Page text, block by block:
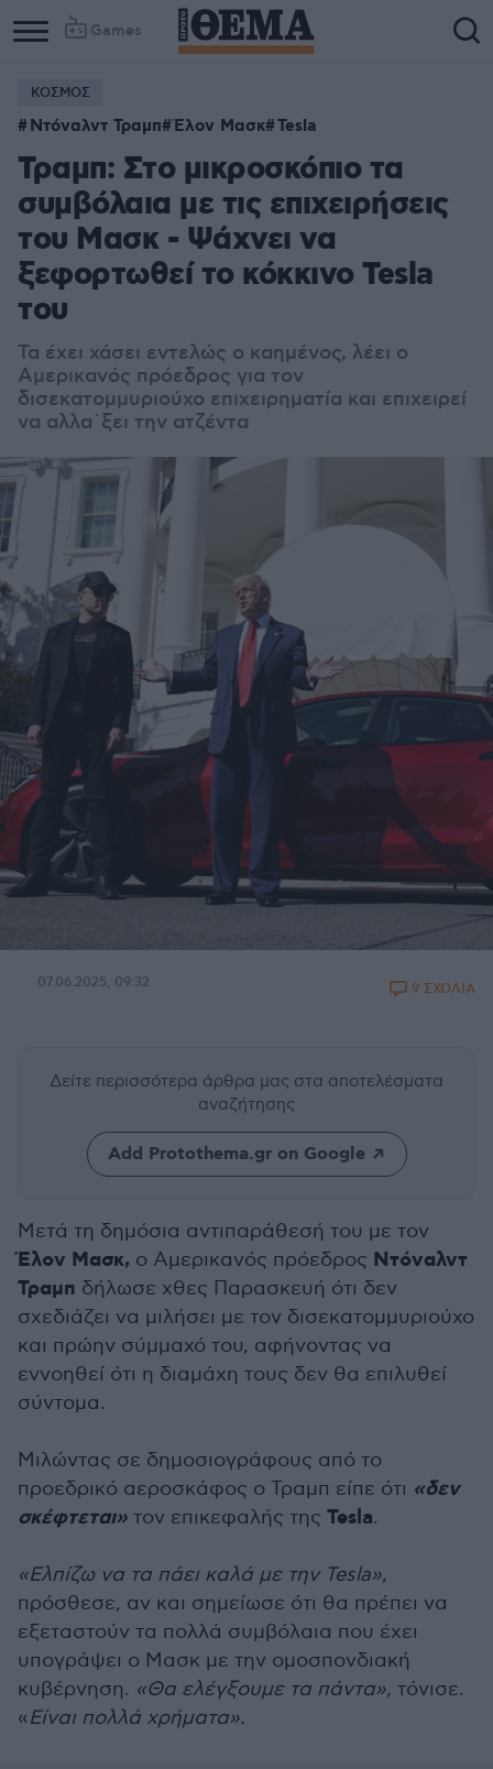
Games
ΚΟΣΜΟΣ
Ντόναλντ Τραμπ Έλον Μασκ Tesla
Τραμπ: Στο μικροσκόπιο τα
συμβόλαια με τις επιχειρήσεις
του Μασκ - Ψάχνει να
ξεφορτωθεί το κόκκινο Tesla
του
Τα έχει χάσει εντελώς ο καημένος, λέει ο
Αμερικανός πρόεδρος για τον
δισεκατομμυριούχο επιχειρηματία και επιχειρεί
να αλλα΄ξει την ατζέντα
07.06.2025, 09:32 9 ΣΧΟΛΙΑ
Δείτε περισσότερα άρθρα μας στα αποτελέσματα
αναζήτησης
Add Protothema.gr on Google
Μετά τη δημόσια αντιπαράθεσή του με τον
Έλον Μασκ, ο Αμερικανός πρόεδρος Ντόναλντ
Τραμπ δήλωσε χθες Παρασκευή ότι δεν
σχεδιάζει να μιλήσει με τον δισεκατομμυριούχο
και πρώην σύμμαχό του, αφήνοντας να
εννοηθεί ότι η διαμάχη τους δεν θα επιλυθεί
σύντομα.
Μιλώντας σε δημοσιογράφους από το
προεδρικό αεροσκάφος ο Τραμπ είπε ότι «δεν
σκέφτεται» τον επικεφαλής της Tesla.
«Ελπίζω να τα πάει καλά με την Tesla»,
πρόσθεσε, αν και σημείωσε ότι θα πρέπει να
εξεταστούν τα πολλά συμβόλαια που έχει
υπογράψει ο Μασκ με την ομοσπονδιακή
κυβέρνηση. «Θα ελέγξουμε τα πάντα», τόνισε.
«Είναι πολλά χρήματα».